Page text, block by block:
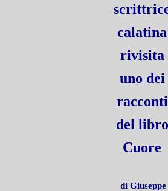
calatina
rivisita
uno dei
racconti
del libro
Cuore
di Giuseppe